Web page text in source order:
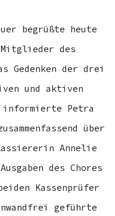
begrüßte heute
Mitglieder des
Gedenken der drei
und aktiven
Petra
über
Annelie
des Chores
Kassenprüfer
geführte